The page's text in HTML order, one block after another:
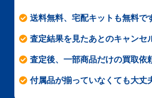
送料無料、宅配キットも無料で
査定結果を見たあとのキャンセ
査定後、一部商品だけの買取依
付属品が揃っていなくても大丈